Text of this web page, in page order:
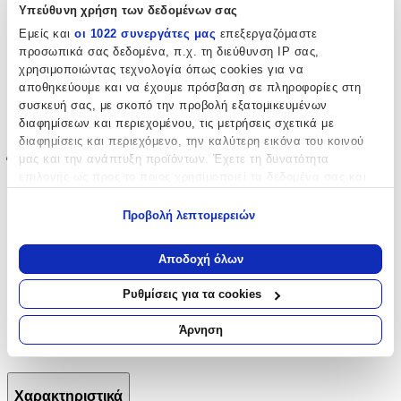
Υπεύθυνη χρήση των δεδομένων σας
Εμείς και οι 1022 συνεργάτες μας επεξεργαζόμαστε
προσωπικά σας δεδομένα, π.χ. τη διεύθυνση IP σας,
χρησιμοποιώντας τεχνολογία όπως cookies για να
αποθηκεύουμε και να έχουμε πρόσβαση σε πληροφορίες στη
συσκευή σας, με σκοπό την προβολή εξατομικευμένων
διαφημίσεων και περιεχομένου, τις μετρήσεις σχετικά με
διαφημίσεις και περιεχόμενο, την καλύτερη εικόνα του κοινού
μας και την ανάπτυξη προϊόντων. Έχετε τη δυνατότητα
Να συλλέξουμε πληροφορίες σχετικά με τη γεωγραφική
σας τοποθεσία, οι οποίες μπορεί να είναι ακριβείς σε
απόσταση μερικών μέτρων
Να αναγνωρίσουμε τη συσκευή σας σαρώνοντας ενεργά
για συγκεκριμένα χαρακτηριστικά (δακτυλικό αποτύπωμα)
Μάθετε περισσότερα σχετικά με τον τρόπο επεξεργασίας των
προσωπικών σας δεδομένων και καθορίστε τις προτιμήσεις σας
ενότητα “Λεπτομέρειες”
ανακαλέσετε τη συγκατάθεσή σας ανά πάσα στιγμή από τη
Προβολή λεπτομερειών
Αποδοχή όλων
Ρυθμίσεις για τα cookies
Άρνηση
Ασήμι
Επιχρυσωμένα:
Ναι
Όχι
Έξτρα Χαρακτηριστικά
Clip:
Όχι
Χαρακτηριστικά